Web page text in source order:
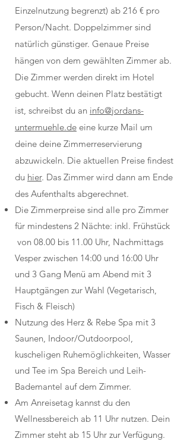
Einzelnutzung begrenzt) ab 216 € pro
Person/Nacht. Doppelzimmer sind
natürlich günstiger. Genaue Preise
hängen von dem gewählten Zimmer ab.
Die Zimmer werden direkt im Hotel
gebucht. Wenn deinen Platz bestätigt
ist, schreibst du an info@jordans-
untermuehle.de eine kurze Mail um
deine deine Zimmerreservierung
abzuwickeln. Die aktuellen Preise findest
du hier. Das Zimmer wird dann am Ende
des Aufenthalts abgerechnet.
Die Zimmerpreise sind alle pro Zimmer
für mindestens 2 Nächte: inkl. Frühstück
von 08.00 bis 11.00 Uhr, Nachmittags
Vesper zwischen 14:00 und 16:00 Uhr
und 3 Gang Menü am Abend mit 3
Hauptgängen zur Wahl (Vegetarisch,
Fisch & Fleisch)
Nutzung des Herz & Rebe Spa mit 3
Saunen, Indoor/Outdoorpool,
kuscheligen Ruhemöglichkeiten, Wasser
und Tee im Spa Bereich und Leih-
Bademantel auf dem Zimmer.
Am Anreisetag kannst du den
Wellnessbereich ab 11 Uhr nutzen. Dein
Zimmer steht ab 15 Uhr zur Verfügung.